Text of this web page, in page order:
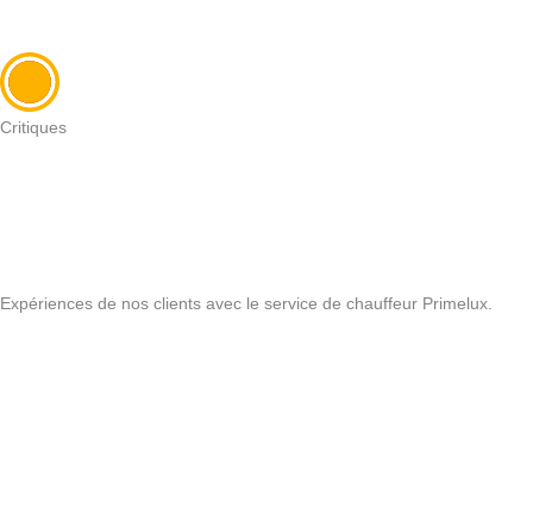
Critiques
Expériences de nos clients avec le service de chauffeur Primelux.